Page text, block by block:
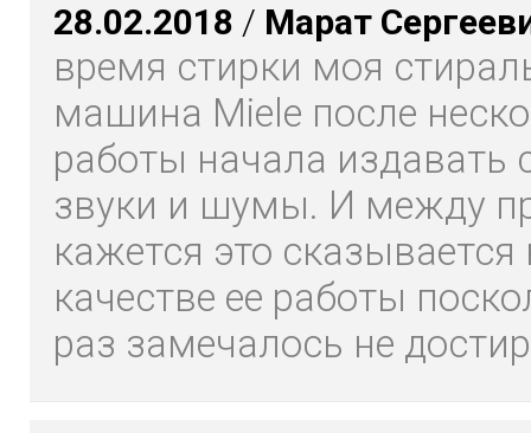
28.02.2018 / Марат
время стирки моя
машина Miele после
работы начала издавать
звуки и шумы. И между
кажется это сказывается
качестве ее работы
раз замечалось не